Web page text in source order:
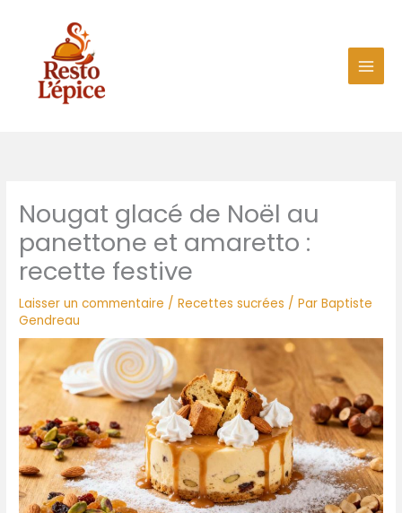
Nougat glacé de Noël au
panettone et amaretto :
recette festive
Laisser un commentaire /Recettes sucrées / ParBaptiste
Gendreau